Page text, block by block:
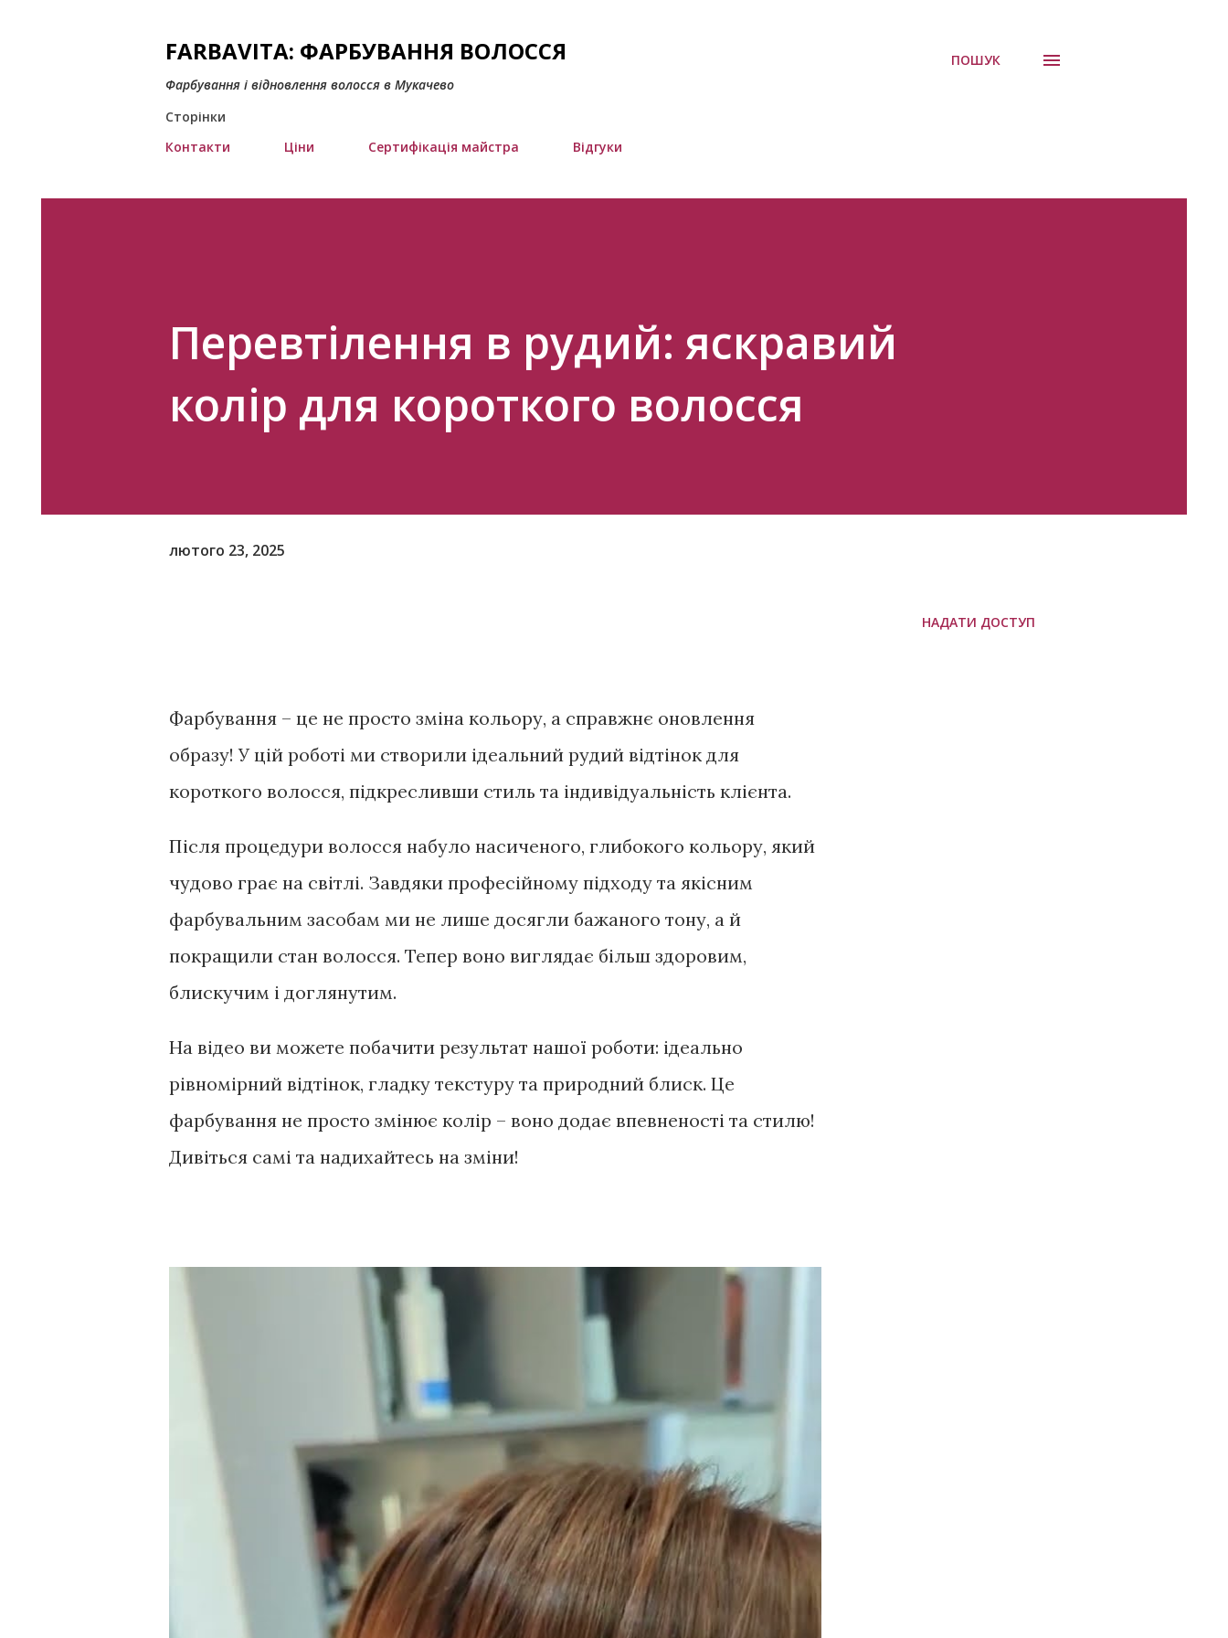
FARBAVITA: ФАРБУВАННЯ ВОЛОССЯ
Фарбування і відновлення волосся в Мукачево
ПОШУК
Сторінки
Контакти
Ціни Сертифікація майстра Відгуки
Перевтілення в рудий: яскравий
колір для короткого волосся
лютого 23, 2025
Фарбування – це не просто зміна кольору, а справжнє оновлення
образу! У цій роботі ми створили ідеальний рудий відтінок для
короткого волосся, підкресливши стиль та індивідуальність клієнта.
Після процедури волосся набуло насиченого, глибокого кольору, який
чудово грає на світлі. Завдяки професійному підходу та якісним
фарбувальним засобам ми не лише досягли бажаного тону, а й
покращили стан волосся. Тепер воно виглядає більш здоровим,
блискучим і доглянутим.
На відео ви можете побачити результат нашої роботи: ідеально
рівномірний відтінок, гладку текстуру та природний блиск. Це
фарбування не просто змінює колір – воно додає впевненості та стилю!
Дивіться самі та надихайтесь на зміни!
НАДАТИ ДОСТУП